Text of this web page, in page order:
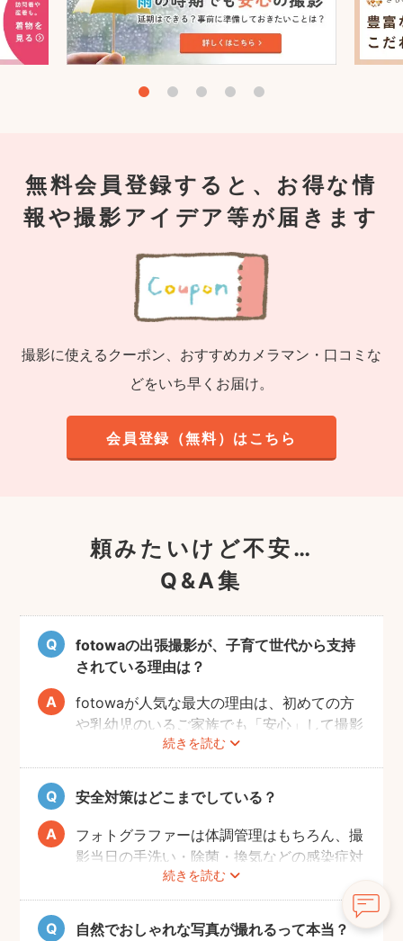
無料会員登録すると、お得な情
報や撮影アイデア等が届きます
撮影に使えるクーポン、おすすめカメラマン・口コミな
どをいち早くお届け。
会員登録（無料）はこちら
頼みたいけど不安…
Q&A集
fotowaの出張撮影が、子育て世代から支持
されている理由は？
続きを読む
fotowaが人気な最大の理由は、初めての方
や乳幼児のいるご家族でも「安心」して撮影
を楽しんでいただけることです。
厳しい審査を通過した、赤ちゃん・子どもの
扱いに慣れているパパ・ママ世代のカメラマ
ンが全国に多数在籍。
またどのカメラマンでも指名料は一切ござい
ません。分かりやすい料金体系も人気のポイ
安全対策はどこまでしている？
続きを読む
フォトグラファーは体調管理はもちろん、撮
影当日の手洗い・除菌・換気などの感染症対
策や、熱中症予防に努めます。
また、撮影中はご家族のペースに合わせなが
ら、周囲や足元に危険なものがないか注意を
自然でおしゃれな写真が撮れるって本当？